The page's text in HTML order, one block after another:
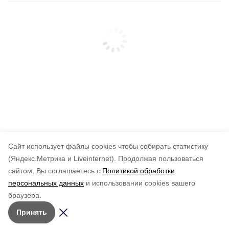
Cайт использует файлы cookies чтобы собирать статистику
(Яндекс.Метрика и Liveinternet).
Продолжая пользоваться
сайтом, Вы соглашаетесь с Политикой обработки
персональных данных и использовании cookies вашего
браузера.
Принять